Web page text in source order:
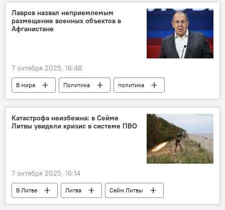
Лавров назвал неприемлемым
размещение военных объектов в
Афганистане
7 октября 2025, 16:48
В мире Политика
политика
Афганистан
Россия
МИД РФ
Сергей Лавров
Катастрофа неизбежна: в Сейме
Литвы увидели кризис в системе ПВО
7 октября 2025, 16:14
В Литве Литва
Сейм Литвы
ПВО
система ПВО
безопасность